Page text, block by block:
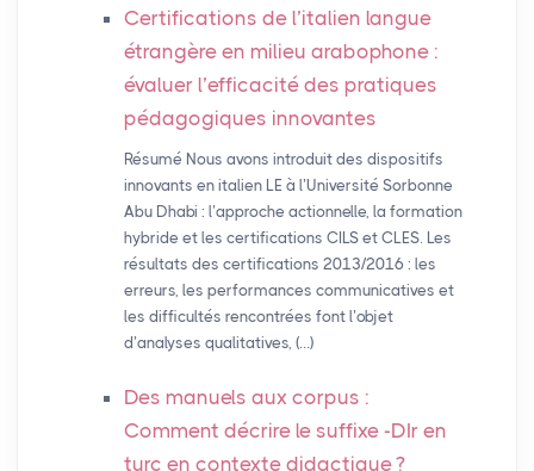
Certifications de l’italien langue
étrangère en milieu arabophone :
évaluer l’efficacité des pratiques
pédagogiques innovantes
Résumé Nous avons introduit des dispositifs
innovants en italien LE à l’Université Sorbonne
Abu Dhabi : l’approche actionnelle, la formation
hybride et les certifications CILS et CLES. Les
résultats des certifications 2013/2016 : les
erreurs, les performances communicatives et
les difficultés rencontrées font l’objet
d’analyses qualitatives, (…)
Des manuels aux corpus :
Comment décrire le suffixe -DIr en
turc en contexte didactique?